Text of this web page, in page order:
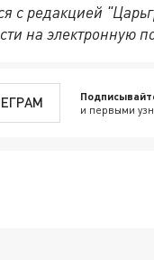
с редакцией
на электронную
и первыми